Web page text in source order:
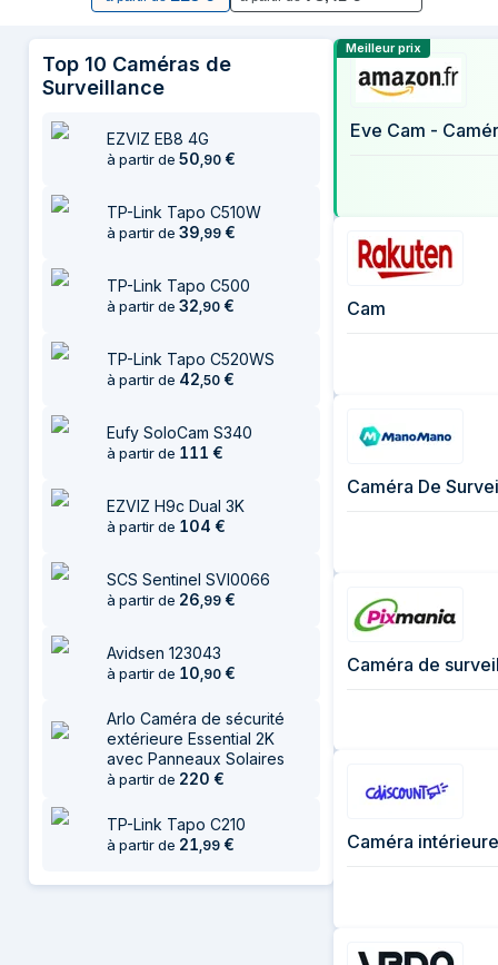
12 juillet 2026
1 août 2026
Top 10 Caméras de
Surveillance
EZVIZ EB8 4G
à partir de 50,90 €
TP-Link Tapo C510W
à partir de 39,99 €
TP-Link Tapo C500
à partir de 32,90 €
TP-Link Tapo C520WS
à partir de 42,50 €
Eufy SoloCam S340
à partir de 111 €
EZVIZ H9c Dual 3K
à partir de 104 €
SCS Sentinel SVI0066
à partir de 26,99 €
Avidsen 123043
à partir de 10,90 €
Arlo Caméra de sécurité
extérieure Essential 2K
avec Panneaux Solaires
à partir de 220 €
TP-Link Tapo C210
à partir de 21,99 €
Comparer
Meilleur prix
Cam